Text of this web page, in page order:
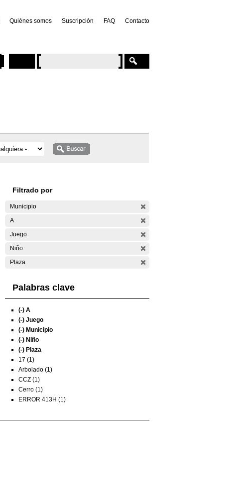
Quiénes somos Suscripción FAQ Contacto
Filtrado por
Municipio
A
Juego
Niño
Plaza
Palabras clave
(-) A
(-) Juego
(-) Municipio
(-) Niño
(-) Plaza
17 (1)
Arbolado (1)
CCZ (1)
Cerro (1)
ERROR 413H (1)